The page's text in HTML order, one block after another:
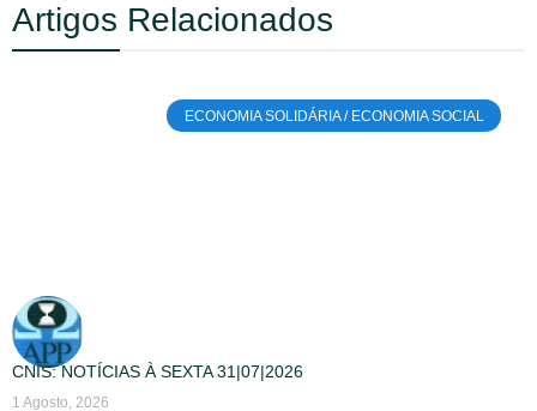
Artigos Relacionados
ECONOMIA SOLIDÁRIA / ECONOMIA SOCIAL
CNIS: NOTÍCIAS À SEXTA 31|07|2026
1 Agosto, 2026